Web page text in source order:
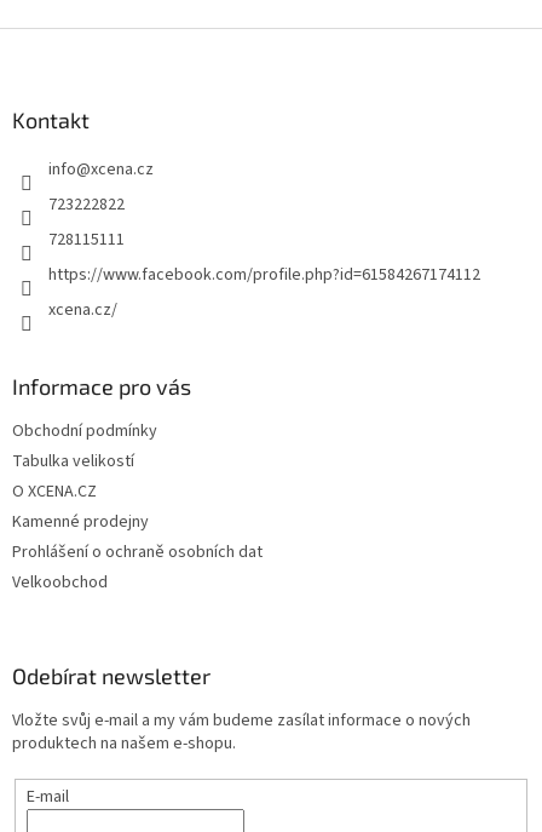
Kontakt
info@xcena.cz
723222822
728115111
https://www.facebook.com/profile.php?id=61584267174112
xcena.cz/
Informace pro vás
Obchodní podmínky
Tabulka velikostí
O XCENA.CZ
Kamenné prodejny
Prohlášení o ochraně osobních dat
Velkoobchod
Odebírat newsletter
Vložte svůj e-mail a my vám budeme zasílat informace o nových
produktech na našem e-shopu.
E-mail